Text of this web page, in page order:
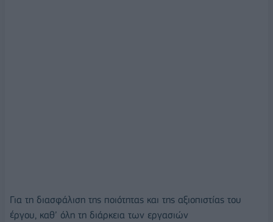
Για τη διασφάλιση της ποιότητας και της αξιοπιστίας του
έργου, καθ’ όλη τη διάρκεια των εργασιών